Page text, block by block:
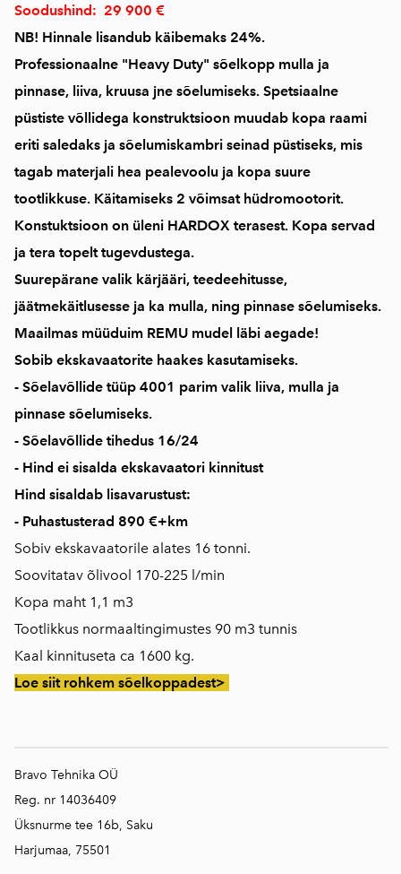
Soodushind: 29 900 €
NB! Hinnale lisandub käibemaks 24%.
Professionaalne "Heavy Duty" sõelkopp mulla ja
pinnase, liiva, kruusa jne sõelumiseks. Spetsiaalne
püstiste võllidega konstruktsioon muudab kopa raami
eriti saledaks ja sõelumiskambri seinad püstiseks, mis
tagab materjali hea pealevoolu ja kopa suure
tootlikkuse. Käitamiseks 2 võimsat hüdromootorit.
Konstuktsioon on üleni HARDOX terasest. Kopa servad
ja tera topelt tugevdustega.
Suurepärane valik kärjääri, teedeehitusse,
jäätmekäitlusesse ja ka mulla, ning pinnase sõelumiseks.
Maailmas müüduim REMU mudel läbi aegade!
Sobib ekskavaatorite haakes kasutamiseks.
- Sõelavõllide tüüp 4001 parim valik liiva, mulla ja
pinnase sõelumiseks.
- Sõelavõllide tihedus 16/24
- Hind ei sisalda ekskavaatori kinnitust
Hind sisaldab lisavarustust:
- Puhastusterad 890 €+km
Sobiv ekskavaatorile alates 16 tonni.
Soovitatav õlivool 170-225 l/min
Kopa maht 1,1 m3
Tootlikkus normaaltingimustes 90 m3 tunnis
Kaal kinnituseta ca 1600 kg.
Loe siit rohkem sõelkoppadest>
Bravo Tehnika OÜ
Reg. nr 14036409
Üksnurme tee 16b, Saku
Harjumaa, 75501